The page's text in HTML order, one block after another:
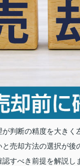
判断の精度を大きく
売却方法の選択が後
すべき前提を解説し